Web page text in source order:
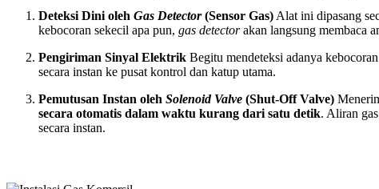
Deteksi Dini oleh Gas Detector(Sensor Gas) Alat ini dipasang
kebocoran sekecil apa pun, gas detectorakan langsung membaca
Pengiriman Sinyal Elektrik Begitu mendeteksi adanya
secara instan ke pusat kontrol dan katup utama.
Pemutusan Instan oleh Solenoid Valve (Shut-Off Valve)
secara otomatis dalam waktu kurang dari satu detik. Aliran
secara instan.